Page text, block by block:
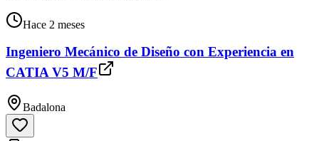
Hace 2 meses
Ingeniero Mecánico de Diseño con Experiencia en
CATIA V5 M/F
Badalona